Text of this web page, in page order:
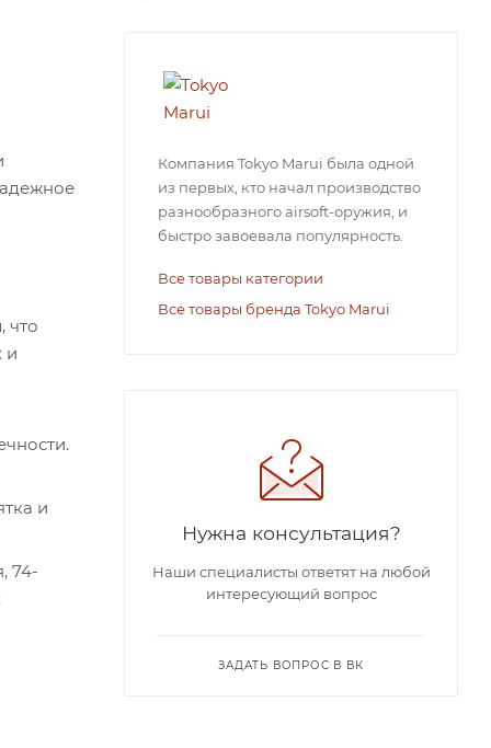
что
и
и
74-
Компания Tokyo Marui была одной
из первых, кто начал производство
разнообразного airsoft-оружия, и
быстро завоевала популярность.
Все товары категории
Все товары бренда Tokyo Marui
Нужна консультация?
Наши специалисты ответят на любой
интересующий вопрос
ЗАДАТЬ ВОПРОС В ВК